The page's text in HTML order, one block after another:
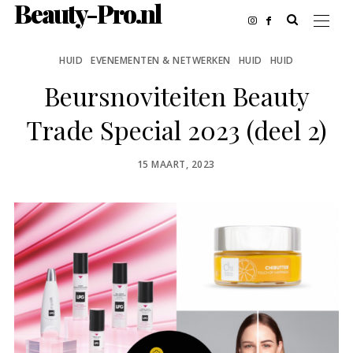
Beauty-Pro.nl
HUID EVENEMENTEN & NETWERKEN HUID HUID
Beursnoviteiten Beauty
Trade Special 2023 (deel 2)
POSTED
15 MAART, 2023